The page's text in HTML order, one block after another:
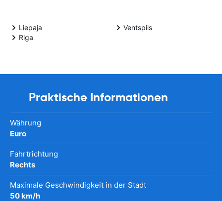
Liepaja
Riga
Ventspils
Praktische Informationen
Währung
Euro
Fahrtrichtung
Rechts
Maximale Geschwindigkeit in der Stadt
50 km/h